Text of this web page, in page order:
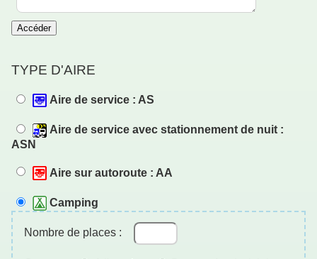
Accéder
TYPE D'AIRE
Aire de service : AS
Aire de service avec stationnement de nuit :
ASN
Aire sur autoroute : AA
Camping
Nombre de places :